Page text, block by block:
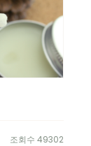
조회수 49302